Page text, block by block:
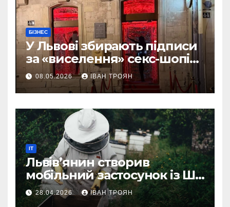
БІЗНЕС
У Львові збирають підписи
за «виселення» секс-шопів
із центру міста
08.05.2026 ІВАН ТРОЯН
IT
Львів’янин створив
мобільний застосунок із ШІ-
асистентом для бджолярів
28.04.2026 ІВАН ТРОЯН